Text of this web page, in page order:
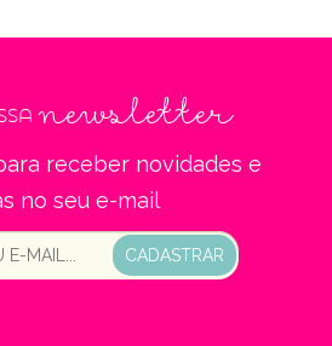
newsletter
receber novidades e
no seu e-mail
CADASTRAR